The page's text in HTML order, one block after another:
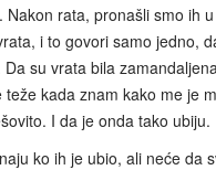
Nakon rata, pronašli smo ih
i to govori samo jedno,
su vrata bila
teže kada znam kako me je
I da je onda tako ubiju.
ko ih je ubio, ali neće da